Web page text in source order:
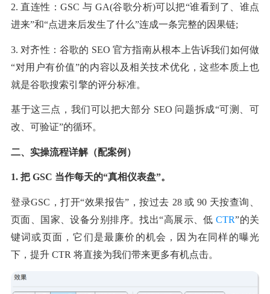
2. 直连性：GSC 与 GA(谷歌分析)可以把“谁看到了、谁点
进来”和“点进来后发生了什么”连成一条完整的因果链;
3. 对齐性：谷歌的 SEO 官方指南从根本上告诉我们如何做
“对用户有价值”的内容以及相关技术优化，这些本质上也
就是谷歌搜索引擎的评分标准。
基于这三点，我们可以把大部分 SEO 问题拆成“可测、可
改、可验证”的循环。
二、实操流程详解（配案例）
1. 把 GSC 当作每天的“真相仪表盘”。
登录GSC，打开“效果报告”，按过去 28 或 90 天按查询、
页面、国家、设备分别排序。找出“高展示、低 CTR”的关
键词或页面，它们是最廉价的机会，因为在同样的曝光
下，提升 CTR 将直接为我们带来更多有机点击。